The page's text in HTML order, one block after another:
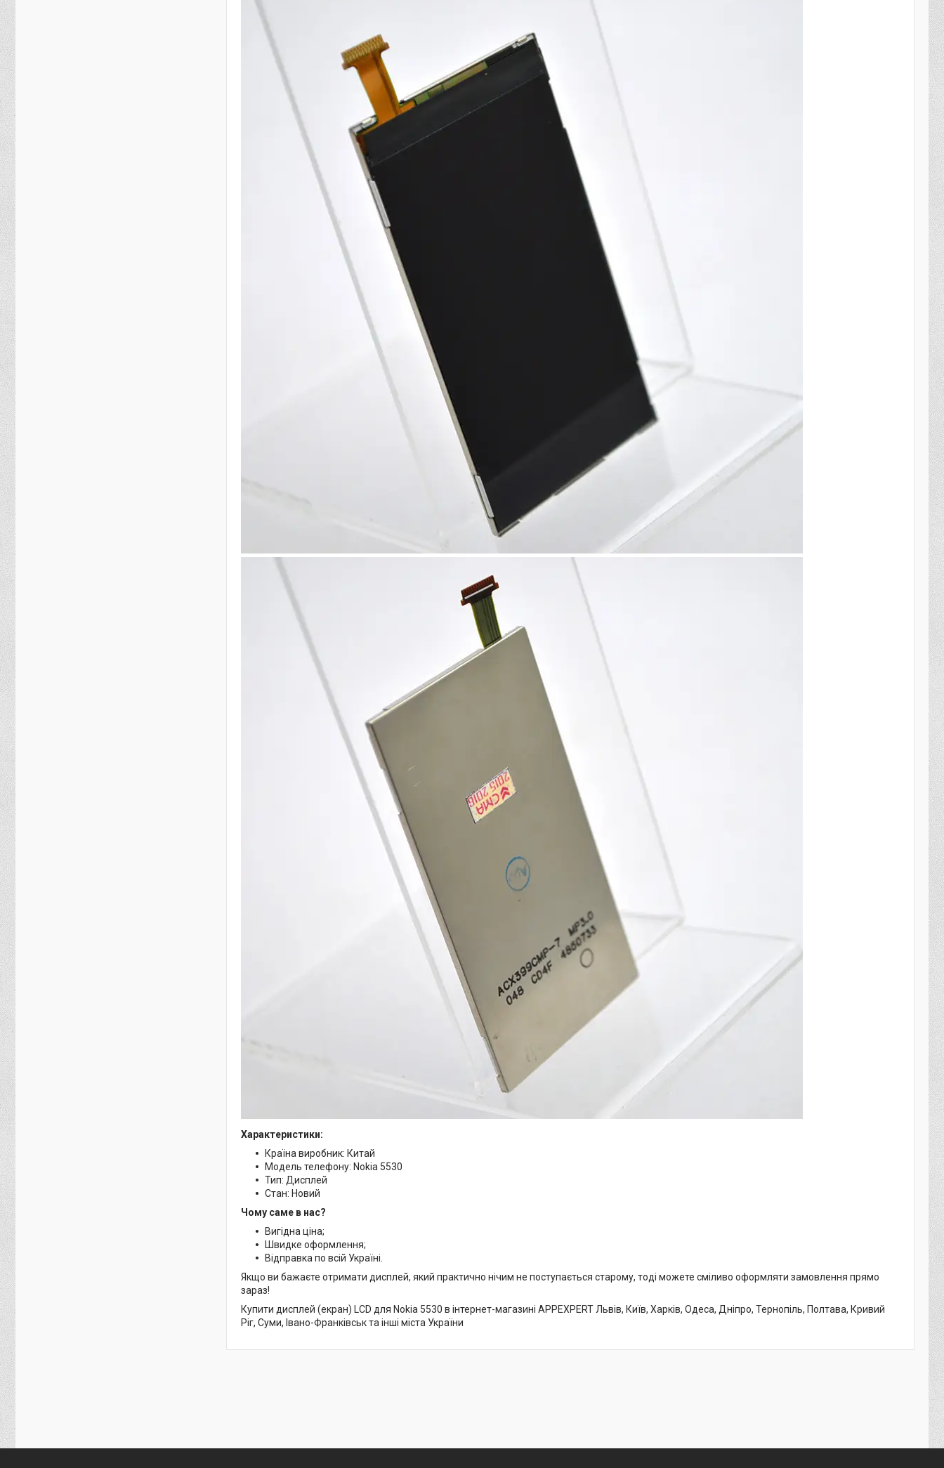
Характеристики:
Країна виробник: Китай
Модель телефону: Nokia 5530
Тип: Дисплей
Стан: Новий
Чому саме в нас?
Вигідна ціна;
Швидке оформлення;
Відправка по всій Україні.
Якщо ви бажаєте отримати дисплей, який практично нічим не поступається старому, тоді можете сміливо оформляти замовлення прямо
зараз!
Купити дисплей (екран) LCD для Nokia 5530 в інтернет-магазині APPEXPERT Львів, Київ, Харків, Одеса, Дніпро, Тернопіль, Полтава, Кривий
Ріг, Суми, Івано-Франківськ та інші міста України